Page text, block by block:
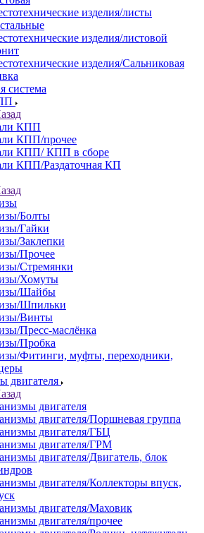
изделия/листы
изделия/листовой
изделия/Сальниковая
система
КПП
КПП/прочее
КПП/ КПП в сборе
КПП/Раздаточная КП
Болты
Гайки
Заклепки
Прочее
Стремянки
Хомуты
Шайбы
Шпильки
Винты
Пресс-маслёнка
Пробка
Фитинги, муфты, переходники,
двигателя
двигателя
двигателя/Поршневая группа
двигателя/ГБЦ
двигателя/ГРМ
двигателя/Двигатель, блок
двигателя/Коллекторы впуск,
двигателя/Маховик
двигателя/прочее